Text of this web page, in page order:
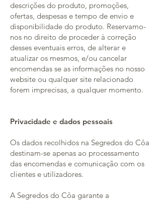
descrições do produto, promoções,
ofertas, despesas e tempo de envio e
disponibilidade do produto. Reservamo-
nos no direito de proceder à correção
desses eventuais erros, de alterar e
atualizar os mesmos, e/ou cancelar
encomendas se as informações no nosso
website ou qualquer site relacionado
forem imprecisas, a qualquer momento.
Privacidade e dados pessoais
Os dados recolhidos na Segredos do Côa
destinam-se apenas ao processamento
das encomendas e comunicação com os
clientes e utilizadores.
A Segredos do Côa garante a